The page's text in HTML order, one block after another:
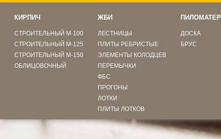
КИРПИЧ
СТРОИТЕЛЬНЫЙ М-100
СТРОИТЕЛЬНЫЙ М-125
СТРОИТЕЛЬНЫЙ М-150
ОБЛИЦОВОЧНЫЙ
ЖБИ
ЛЕСТНИЦЫ
ПЛИТЫ РЕБРИСТЫЕ
ЭЛЕМЕНТЫ КОЛОДЦЕВ
ПЕРЕМЫЧКИ
ФБС
ПРОГОНЫ
ЛОТКИ
ПЛИТЫ ЛОТКОВ
ДОСКА
БРУС